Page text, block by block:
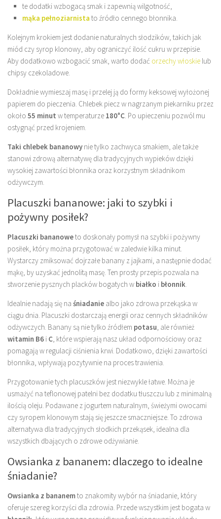
te dodatki wzbogacą smak i zapewnią wilgotność,
mąka pełnoziarnista to źródło cennego błonnika.
Kolejnym krokiem jest dodanie naturalnych słodzików, takich jak
miód czy syrop klonowy, aby ograniczyć ilość cukru w przepisie.
Aby dodatkowo wzbogacić smak, warto dodać orzechy włoskie lub
chipsy czekoladowe.
Dokładnie wymieszaj masę i przelej ją do formy keksowej wyłożonej
papierem do pieczenia. Chlebek piecz w nagrzanym piekarniku przez
około 55 minut w temperaturze 180°C. Po upieczeniu pozwól mu
ostygnąć przed krojeniem.
Taki chlebek bananowy nie tylko zachwyca smakiem, ale także
stanowi zdrową alternatywę dla tradycyjnych wypieków dzięki
wysokiej zawartości błonnika oraz korzystnym składnikom
odżywczym.
Placuszki bananowe: jaki to szybki i
pożywny posiłek?
Placuszki bananoweto doskonały pomysł na szybki i pożywny
posiłek, który można przygotować w zaledwie kilka minut.
Wystarczy zmiksować dojrzałe banany z jajkami, a następnie dodać
mąkę, by uzyskać jednolitą masę. Ten prosty przepis pozwala na
stworzenie pysznych placków bogatych w białko i błonnik.
Idealnie nadają się na śniadanie albo jako zdrowa przekąska w
ciągu dnia. Placuszki dostarczają energii oraz cennych składników
odżywczych. Banany są nie tylko źródłem potasu, ale również
witamin B6 i C, które wspierają nasz układ odpornościowy oraz
pomagają w regulacji ciśnienia krwi. Dodatkowo, dzięki zawartości
błonnika, wpływają pozytywnie na proces trawienia.
Przygotowanie tych placuszków jest niezwykle łatwe. Można je
usmażyć na teflonowej patelni bez dodatku tłuszczu lub z minimalną
ilością oleju. Podawane z jogurtem naturalnym, świeżymi owocami
czy syropem klonowym stają się jeszcze smaczniejsze. To zdrowa
alternatywa dla tradycyjnych słodkich przekąsek, idealna dla
wszystkich dbających o zdrowe odżywianie.
Owsianka z bananem: dlaczego to idealne
śniadanie?
Owsianka z bananemto znakomity wybór na śniadanie, który
oferuje szereg korzyści dla zdrowia. Przede wszystkim jest bogata w